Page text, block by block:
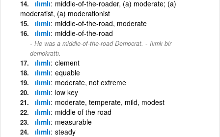
ılımlı middle-of-the-roader, (a) moderate; (a)
moderatist, (a) moderationist
ılımlı middle-of-the-road, moderate
ılımlı middle-of-the-road
He was a middle-of-the-road Democrat. - Ilımlı bir
demokrattı.
ılımlı clement
ılımlı equable
ılımlı moderate, not extreme
ılımlı low key
ılımlı moderate, temperate, mild, modest
ılımlı middle of the road
ılımlı measurable
ılımlı steady